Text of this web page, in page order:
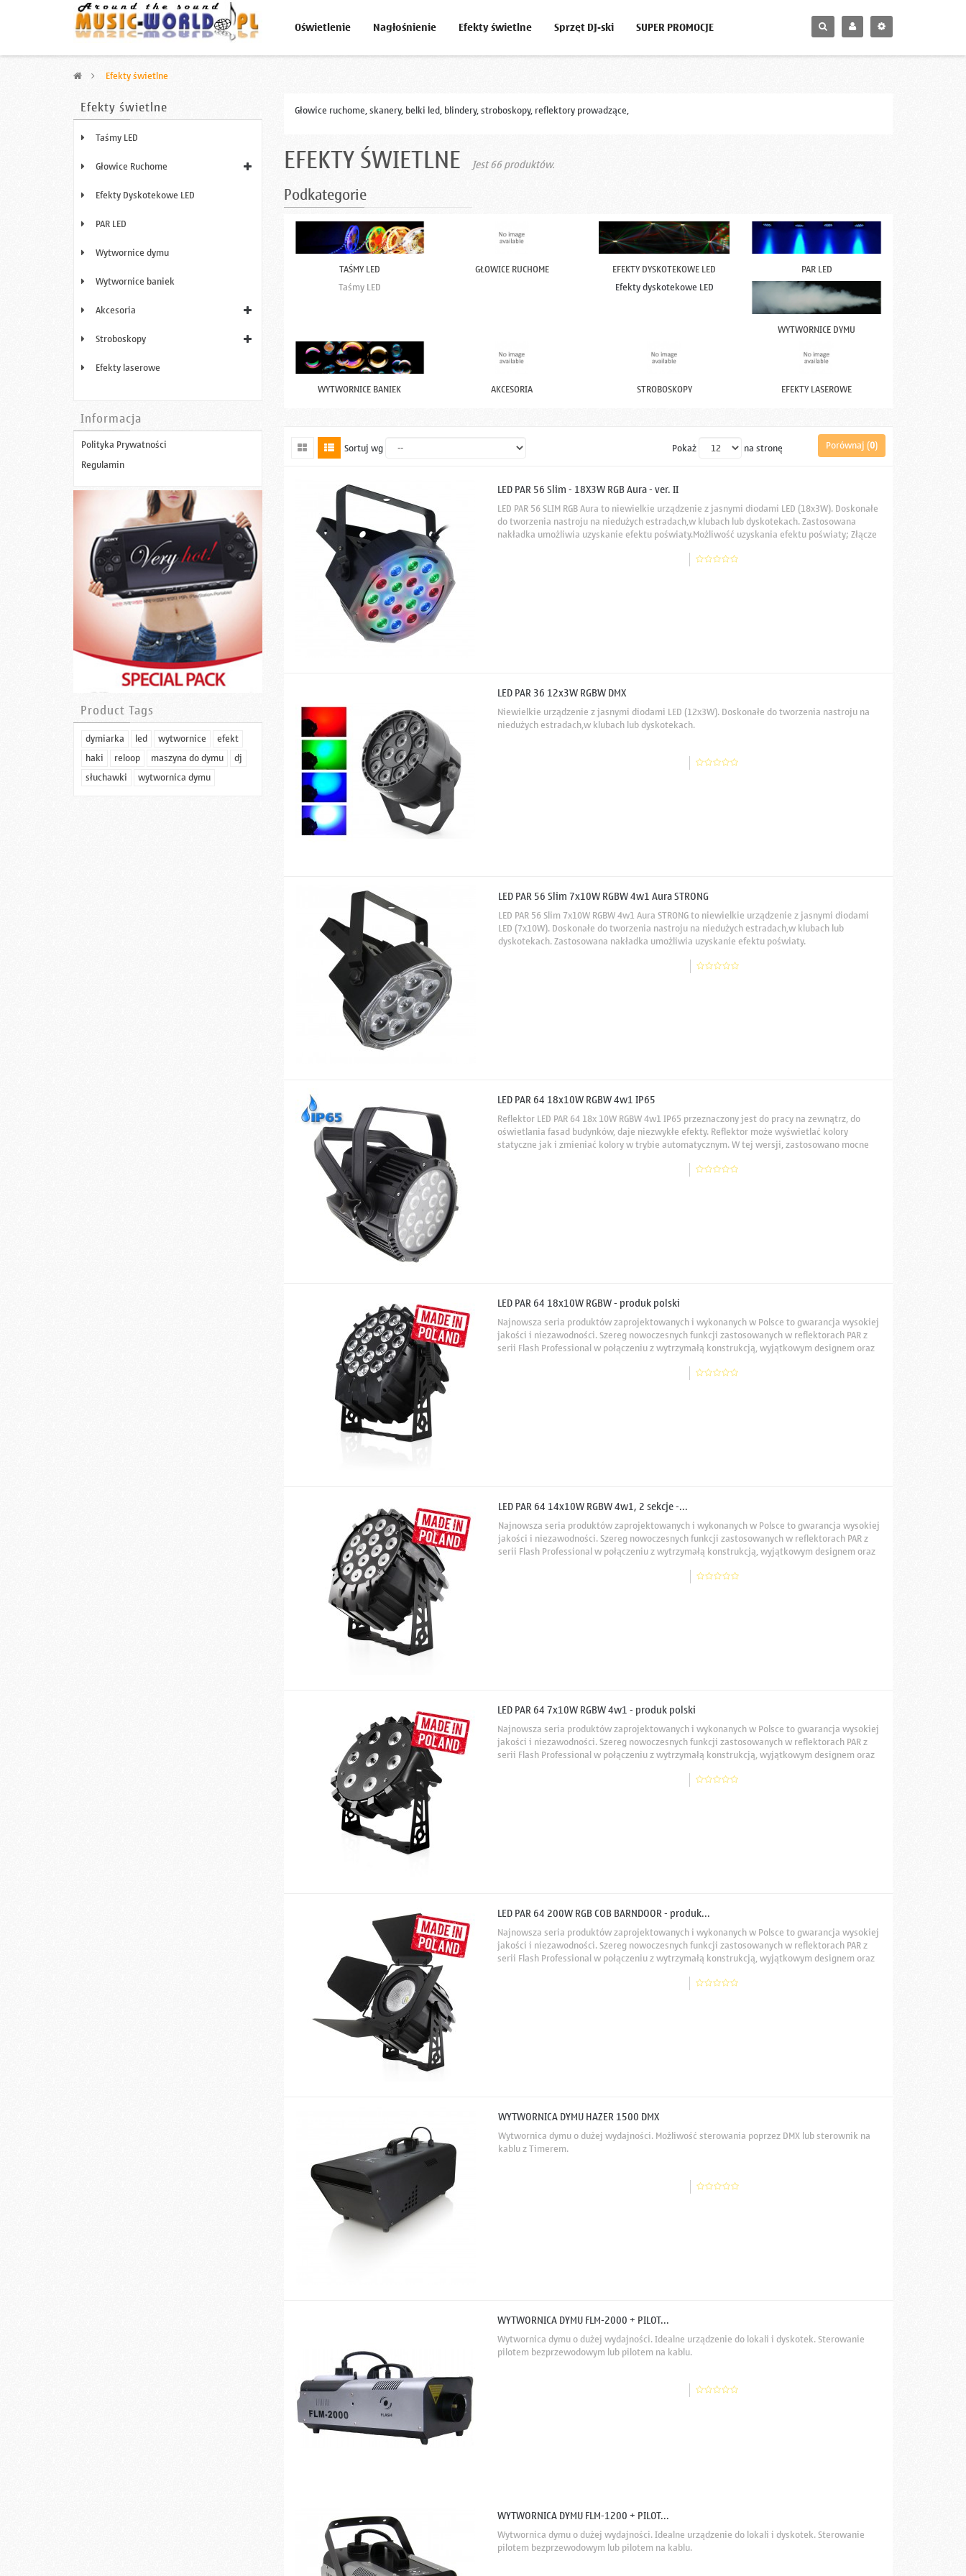
Oświetlenie Nagłośnienie Efekty świetlne Sprzęt DJ-ski SUPER PROMOCJE
> Efekty świetlne
Efekty świetlne
Taśmy LED
Głowice Ruchome
Efekty Dyskotekowe LED
PAR LED
Wytwornice dymu
Wytwornice baniek
Akcesoria
Stroboskopy
Efekty laserowe
Informacja
Polityka Prywatności
Regulamin
Product Tags
dymiarka led wytwornice
efekt
haki
reloop maszyna do dymu
dj
słuchawki
wytwornica dymu
Głowice ruchome, skanery, belki led, blindery, stroboskopy, reflektory prowadzące,
EFEKTY ŚWIETLNEJest 66 produktów.
Podkategorie
TAŚMY LED
Taśmy LED
GŁOWICE RUCHOME
EFEKTY DYSKOTEKOWE LED
Efekty dyskotekowe LED
PAR LED
WYTWORNICE DYMU
WYTWORNICE BANIEK AKCESORIA STROBOSKOPY EFEKTY LASEROWE
Sortuj wg Pokaż na stronę Porównaj (0)
LED PAR 56 Slim - 18X3W RGB Aura - ver. II
LED PAR 56 SLIM RGB Aura to niewielkie urządzenie z jasnymi diodami LED (18x3W). Doskonałe
do tworzenia nastroju na niedużych estradach,w klubach lub dyskotekach. Zastosowana
nakładka umożliwia uzyskanie efektu poświaty.Możliwość uzyskania efektu poświaty; Złącze
LED PAR 36 12x3W RGBW DMX
Niewielkie urządzenie z jasnymi diodami LED (12x3W). Doskonałe do tworzenia nastroju na
niedużych estradach,w klubach lub dyskotekach.
LED PAR 56 Slim 7x10W RGBW 4w1 Aura STRONG
LED PAR 56 Slim 7x10W RGBW 4w1 Aura STRONG to niewielkie urządzenie z jasnymi diodami
LED (7x10W). Doskonałe do tworzenia nastroju na niedużych estradach,w klubach lub
dyskotekach. Zastosowana nakładka umożliwia uzyskanie efektu poświaty.
LED PAR 64 18x10W RGBW 4w1 IP65
Reflektor LED PAR 64 18x 10W RGBW 4w1 IP65 przeznaczony jest do pracy na zewnątrz, do
oświetlania fasad budynków, daje niezwykłe efekty. Reflektor może wyświetlać kolory
statyczne jak i zmieniać kolory w trybie automatycznym. W tej wersji, zastosowano mocne
LED PAR 64 18x10W RGBW - produk polski
Najnowsza seria produktów zaprojektowanych i wykonanych w Polsce to gwarancja wysokiej
jakości i niezawodności. Szereg nowoczesnych funkcji zastosowanych w reflektorach PAR z
serii Flash Professional w połączeniu z wytrzymałą konstrukcją, wyjątkowym designem oraz
LED PAR 64 14x10W RGBW 4w1, 2 sekcje -...
Najnowsza seria produktów zaprojektowanych i wykonanych w Polsce to gwarancja wysokiej
jakości i niezawodności. Szereg nowoczesnych funkcji zastosowanych w reflektorach PAR z
serii Flash Professional w połączeniu z wytrzymałą konstrukcją, wyjątkowym designem oraz
LED PAR 64 7x10W RGBW 4w1 - produk polski
Najnowsza seria produktów zaprojektowanych i wykonanych w Polsce to gwarancja wysokiej
jakości i niezawodności. Szereg nowoczesnych funkcji zastosowanych w reflektorach PAR z
serii Flash Professional w połączeniu z wytrzymałą konstrukcją, wyjątkowym designem oraz
LED PAR 64 200W RGB COB BARNDOOR - produk...
Najnowsza seria produktów zaprojektowanych i wykonanych w Polsce to gwarancja wysokiej
jakości i niezawodności. Szereg nowoczesnych funkcji zastosowanych w reflektorach PAR z
serii Flash Professional w połączeniu z wytrzymałą konstrukcją, wyjątkowym designem oraz
WYTWORNICA DYMU HAZER 1500 DMX
Wytwornica dymu o dużej wydajności. Możliwość sterowania poprzez DMX lub sterownik na
kablu z Timerem.
WYTWORNICA DYMU FLM-2000 + PILOT...
Wytwornica dymu o dużej wydajności. Idealne urządzenie do lokali i dyskotek. Sterowanie
pilotem bezprzewodowym lub pilotem na kablu.
WYTWORNICA DYMU FLM-1200 + PILOT...
Wytwornica dymu o dużej wydajności. Idealne urządzenie do lokali i dyskotek. Sterowanie
pilotem bezprzewodowym lub pilotem na kablu.